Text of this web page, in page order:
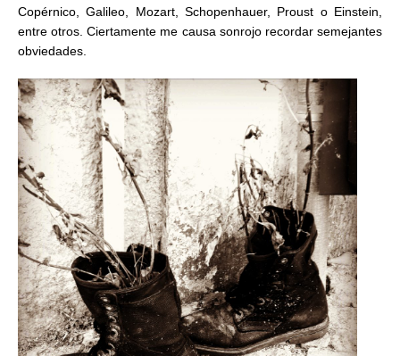
Copérnico, Galileo, Mozart, Schopenhauer, Proust o Einstein,
entre otros. Ciertamente me causa sonrojo recordar semejantes
obviedades.